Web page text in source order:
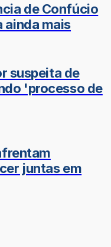
de Confúcio
ainda mais
suspeita de
'processo de
juntas em